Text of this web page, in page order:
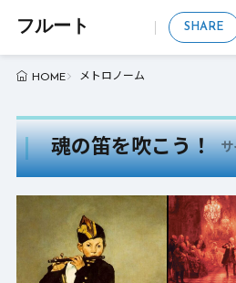
フルート SHARE
HOME メトロノーム
魂の笛を吹こう！ サ